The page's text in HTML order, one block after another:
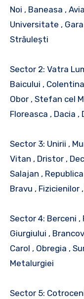
Noi , Baneasa ,
Universitate ,
Străulești
Sector 2: Vatra
Baicului ,
Obor , Stefan cel
Floreasca , Dacia ,
Sector 3: Unirii ,
Vitan , Dristor ,
Salajan ,
Bravu , Fizicienilor
Sector 4: Berceni ,
Giurgiului ,
Carol , Obregia ,
Metalurgiei
Sector 5: